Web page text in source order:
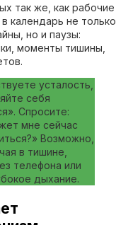
так же, как рабочие
календарь не только
но и паузы:
моменты тишины,
усталость,
себя
Спросите:
мне сейчас
Возможно,
в тишине,
телефона или
дыхание.